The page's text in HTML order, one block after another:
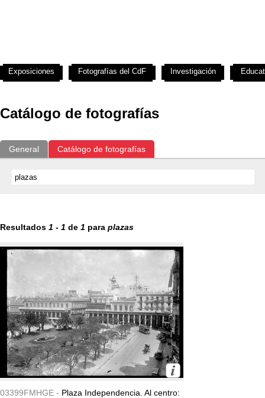
Catálogo de fotografías
General Catálogo de fotografías
Resultados 1 - 1 de 1 para plazas
03399FMHGE - Plaza Independencia. Al centro:
Exposiciones Fotografías del CdF Investigación